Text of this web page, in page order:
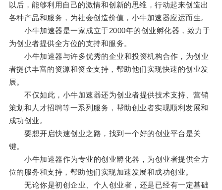
以后，能够利用自己的激情和创新的思维，行动起来创造出
各种产品和服务，为社会创造价值，小牛加速器应运而生。
小牛加速器是一家成立于2000年的创业孵化器，致力于
为创业者提供全方位的支持和服务。
小牛加速器与许多优秀的企业和投资机构合作，为创业
者提供丰富的资源和资金支持，帮助他们实现快速的创业发
展。
不仅如此，小牛加速器还为创业者提供技术支持、营销
策划和人才招聘等一系列服务，帮助创业者实现顺利发展和
成功创业。
要想开启快速创业之路，找到一个好的创业平台是关
键。
小牛加速器作为专业的创业孵化器，为创业者提供全方
位的服务和支持，帮助他们实现加速发展和成功创业。
无论你是初创企业、个人创业者，还是已经有一定基础